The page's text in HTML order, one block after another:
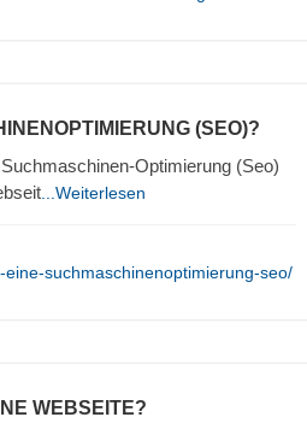
(SEO)?
Optimierung (Seo)
...Weiterlesen
suchmaschinenoptimierung-seo/
WEBSEITE?